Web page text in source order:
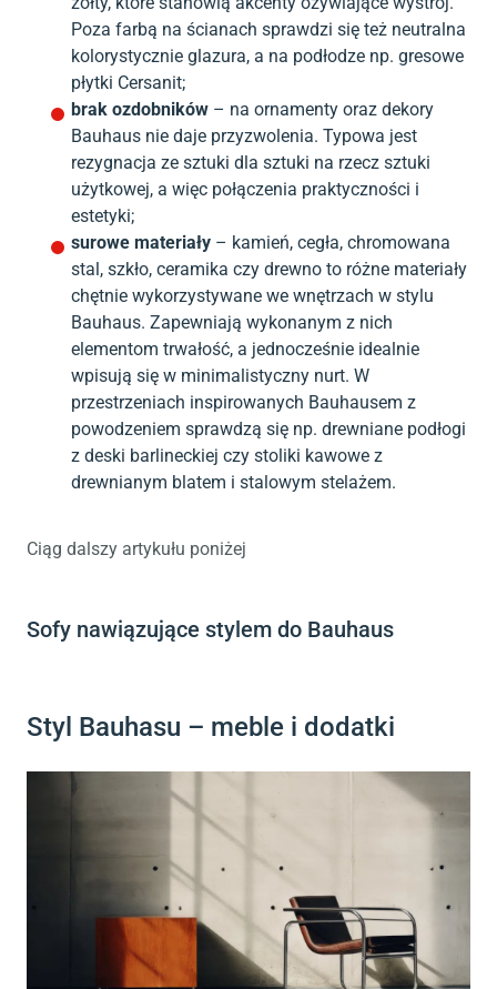
Poza farbą na ścianach sprawdzi się też neutralna
kolorystycznie glazura, a na podłodze np. gresowe
płytki Cersanit;
brak ozdobników – na ornamenty oraz dekory
Bauhaus nie daje przyzwolenia. Typowa jest
rezygnacja ze sztuki dla sztuki na rzecz sztuki
użytkowej, a więc połączenia praktyczności i
estetyki;
surowe materiały – kamień, cegła, chromowana
stal, szkło, ceramika czy drewno to różne materiały
chętnie wykorzystywane we wnętrzach w stylu
Bauhaus. Zapewniają wykonanym z nich
elementom trwałość, a jednocześnie idealnie
wpisują się w minimalistyczny nurt. W
przestrzeniach inspirowanych Bauhausem z
powodzeniem sprawdzą się np. drewniane podłogi
z deski barlineckiej czy stoliki kawowe z
drewnianym blatem i stalowym stelażem.
Ciąg dalszy artykułu poniżej
Sofy nawiązujące stylem do Bauhaus
Styl Bauhasu – meble i dodatki